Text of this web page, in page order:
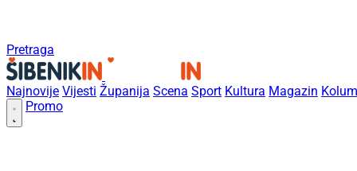
Pretraga
Najnovije Vijesti Županija Scena Sport Kultura Magazin
Promo